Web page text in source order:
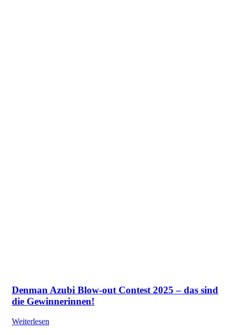
Denman Azubi Blow-out Contest 2025 – das sind
die Gewinnerinnen!
Weiterlesen